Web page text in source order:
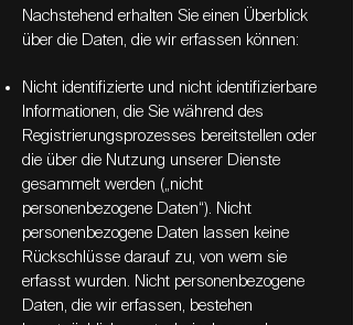
Nachstehend erhalten Sie einen Überblick
über die Daten, die wir erfassen können:
Nicht identifizierte und nicht identifizierbare
Informationen, die Sie während des
Registrierungsprozesses bereitstellen oder
die über die Nutzung unserer Dienste
gesammelt werden („nicht
personenbezogene Daten“). Nicht
personenbezogene Daten lassen keine
Rückschlüsse darauf zu, von wem sie
erfasst wurden. Nicht personenbezogene
Daten, die wir erfassen, bestehen